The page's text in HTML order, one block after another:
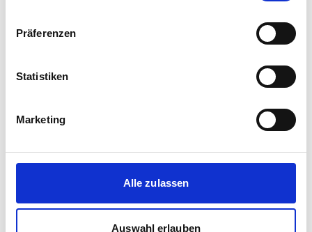
Präferenzen
Statistiken
Marketing
Alle zulassen
Auswahl erlauben
Powerpack mit redundanten Dieselmotor-
Leichter Zugang für Wartung
Medienmitteilungen